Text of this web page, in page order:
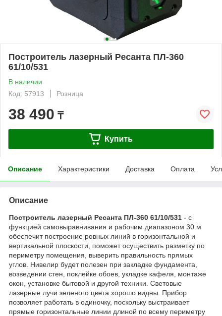
Построитель лазерный Ресанта ПЛ-360
61/10/531
В наличии
Код: 57913
Розница
38 490 ₸
Купить
Описание Характеристики Доставка Оплата
Описание
Построитель лазерный Ресанта ПЛ-360 61/10/531 - с
функцией самовыравнивания и рабочим диапазоном 30 м
обеспечит построение ровных линий в горизонтальной и
вертикальной плоскости, поможет осуществить разметку по
периметру помещения, выверить правильность прямых
углов. Нивелир будет полезен при закладке фундамента,
возведении стен, поклейке обоев, укладке кафеля, монтаже
окон, установке бытовой и другой техники. Световые
лазерные лучи зеленого цвета хорошо видны. Прибор
позволяет работать в одиночку, поскольку выстраивает
прямые горизонтальные линии длиной по всему периметру